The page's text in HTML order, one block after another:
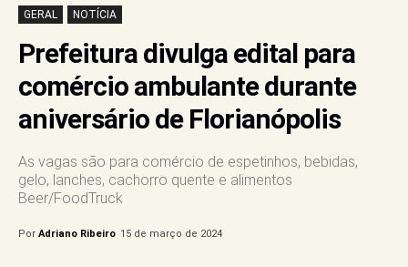
GERAL NOTÍCIA
Prefeitura divulga edital para
comércio ambulante durante
aniversário de Florianópolis
As vagas são para comércio de espetinhos, bebidas,
gelo, lanches, cachorro quente e alimentos
Beer/FoodTruck
Por Adriano Ribeiro 15 de março de 2024